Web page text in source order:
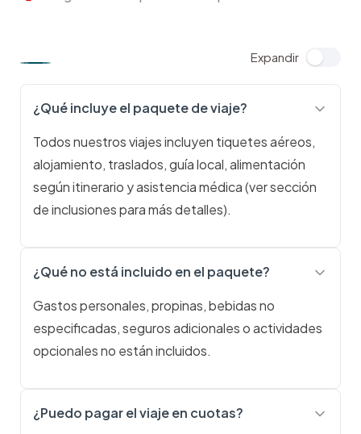
¿Qué incluye el paquete de viaje?
Todos nuestros viajes incluyen tiquetes aéreos,
alojamiento, traslados, guía local, alimentación
según itinerario y asistencia médica (ver sección
de inclusiones para más detalles).
¿Qué no está incluido en el paquete?
Gastos personales, propinas, bebidas no
especificadas, seguros adicionales o actividades
opcionales no están incluidos.
¿Puedo pagar el viaje en cuotas?